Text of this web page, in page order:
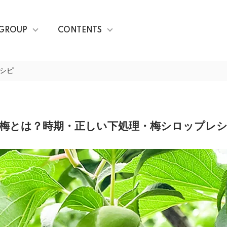
CONTENTS
ピ
とは？時期・正しい下処理・梅シロップレ